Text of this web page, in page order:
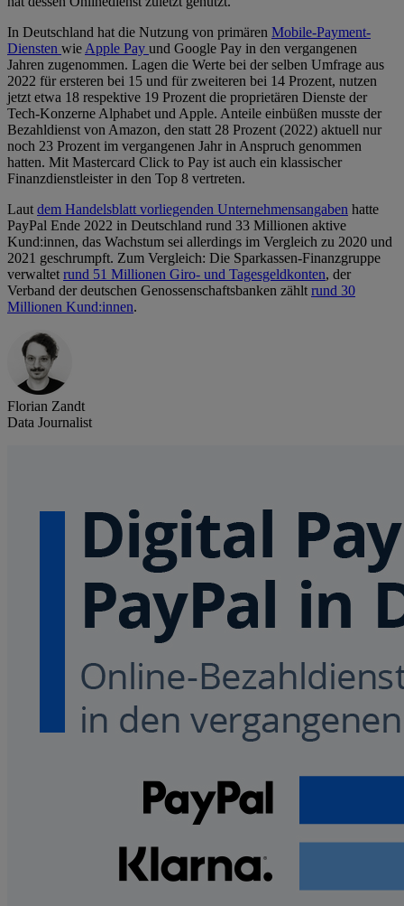
In Deutschland hat die Nutzung von primären Mobile-Payment-
Diensten wieApple Pay und Google Pay in den vergangenen
Jahren zugenommen. Lagen die Werte bei der selben Umfrage aus
2022 für ersteren bei 15 und für zweiteren bei 14 Prozent, nutzen
jetzt etwa 18 respektive 19 Prozent die proprietären Dienste der
Tech-Konzerne Alphabet und Apple. Anteile einbüßen musste der
Bezahldienst von Amazon, den statt 28 Prozent (2022) aktuell nur
noch 23 Prozent im vergangenen Jahr in Anspruch genommen
hatten. Mit Mastercard Click to Pay ist auch ein klassischer
Finanzdienstleister in den Top 8 vertreten.
Lautdem Handelsblatt vorliegenden Unternehmensangaben hatte
PayPal Ende 2022 in Deutschland rund 33 Millionen aktive
Kund:innen, das Wachstum sei allerdings im Vergleich zu 2020 und
2021 geschrumpft. Zum Vergleich: Die Sparkassen-Finanzgruppe
verwaltetrund 51 Millionen Giro- und Tagesgeldkonten, der
Verband der deutschen Genossenschaftsbanken zähltrund 30
Millionen Kund:innen.
Florian Zandt
Data Journalist